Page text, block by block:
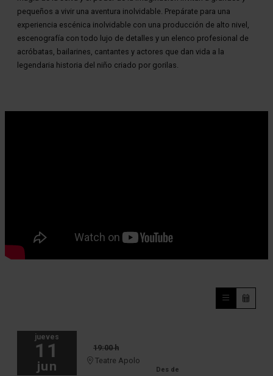
pequeños a vivir una aventura inolvidable. Prepárate para una
experiencia escénica inolvidable con una producción de alto nivel,
escenografía con todo lujo de detalles y un elenco profesional de
acróbatas, bailarines, cantantes y actores que dan vida a la
legendaria historia del niño criado por gorilas.
jueves
11
jun
19:00 h
Teatre Apolo
Des de